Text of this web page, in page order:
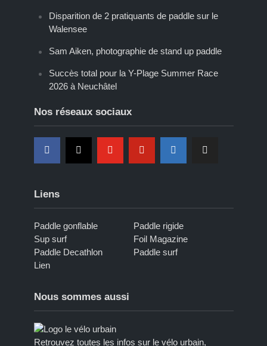
Disparition de 2 pratiquants de paddle sur le
Walensee
Sam Aiken, photographie de stand up paddle
Succès total pour la Y-Plage Summer Race
2026 à Neuchâtel
Nos réseaux sociaux
Liens
Paddle gonflable
Paddle rigide
Sup surf
Foil Magazine
Paddle Decathlon
Paddle surf
Lien
Nous sommes aussi
Retrouvez toutes les infos sur le vélo urbain,